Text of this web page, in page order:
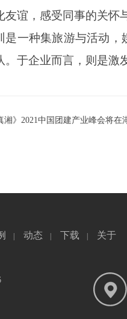
友谊，感受同事的关怀
是一种集旅游与活动
。于企业而言，则是激
湘》2021中国团建产业峰会将在
动态 下载 关于